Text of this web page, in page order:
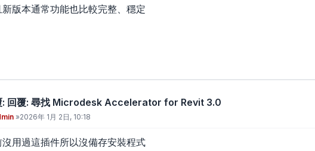
新版本通常功能也比較完整、穩定
: 回覆: 尋找 Microdesk Accelerator for Revit 3.0
»2026年 1月 2日, 10:18
沒用過這插件所以沒備存安裝程式